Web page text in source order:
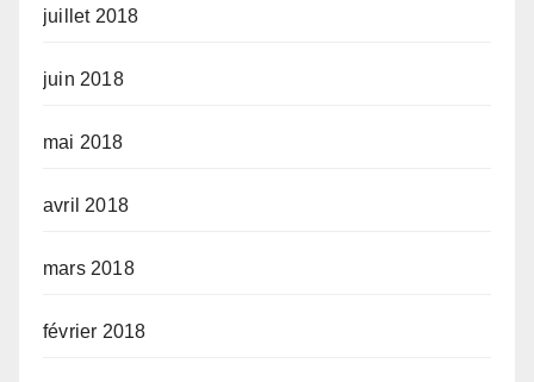
juillet 2018
juin 2018
mai 2018
avril 2018
mars 2018
février 2018